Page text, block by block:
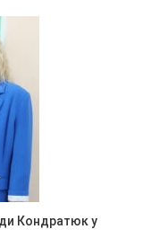
Кондратюк у